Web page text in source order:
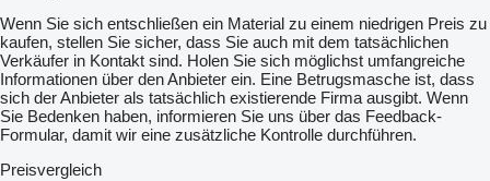
Wenn Sie sich entschließen ein Material zu einem niedrigen Preis zu
kaufen, stellen Sie sicher, dass Sie auch mit dem tatsächlichen
Verkäufer in Kontakt sind. Holen Sie sich möglichst umfangreiche
Informationen über den Anbieter ein. Eine Betrugsmasche ist, dass
sich der Anbieter als tatsächlich existierende Firma ausgibt. Wenn
Sie Bedenken haben, informieren Sie uns über das Feedback-
Formular, damit wir eine zusätzliche Kontrolle durchführen.
Preisvergleich